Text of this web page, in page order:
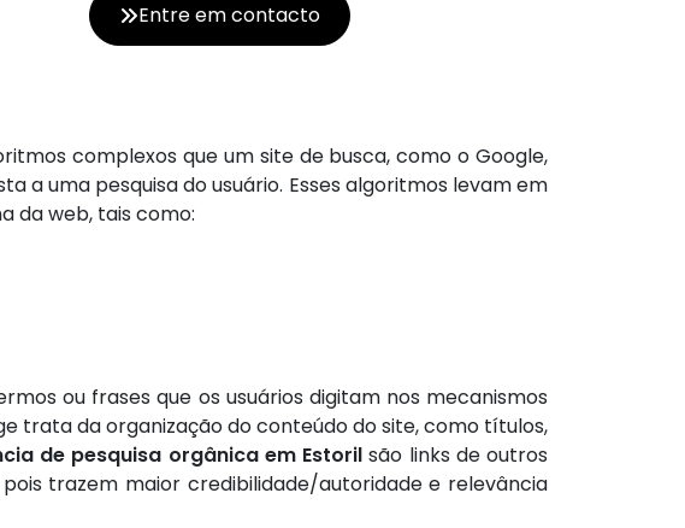
Entre em contacto
complexos que um site de busca, como o Google,
a uma pesquisa do usuário. Esses algoritmos levam em
da web, tais como:
ou frases que os usuários digitam nos mecanismos
trata da organização do conteúdo do site, como títulos,
de pesquisa orgânica em Estoril são links de outros
trazem maior credibilidade/autoridade e relevância